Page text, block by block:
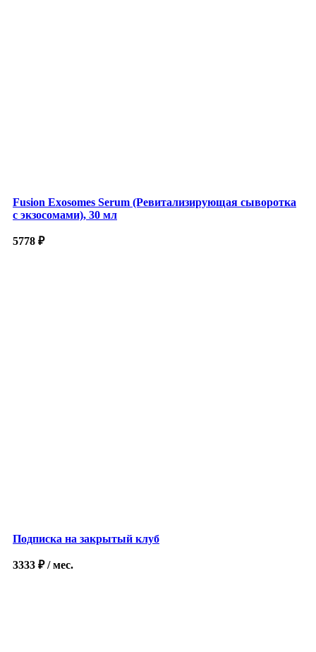
Fusion Exosomes Serum (Ревитализирующая сыворотка
с экзосомами), 30 мл
5778 ₽
Подписка на закрытый клуб
3333 ₽ / мес.